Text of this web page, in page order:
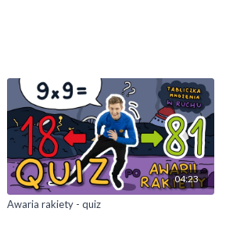
04:23
Awaria rakiety - quiz